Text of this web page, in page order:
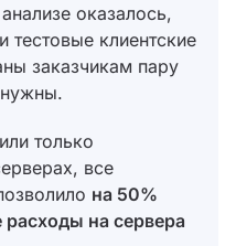
оказалось,
тестовые клиентские
заказчикам пару
только
все
на 50%
на сервера